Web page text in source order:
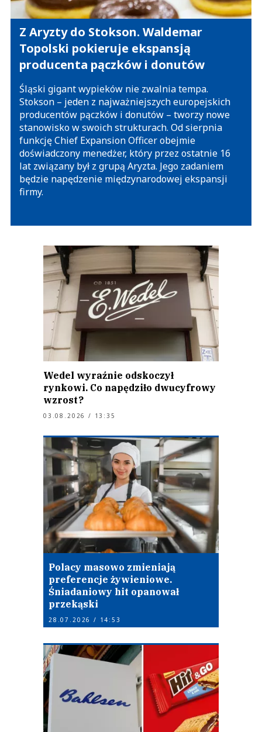
Z Aryzty do Stokson. Waldemar
Topolski pokieruje ekspansją
producenta pączków i donutów
Śląski gigant wypieków nie zwalnia tempa.
Stokson – jeden z najważniejszych europejskich
producentów pączków i donutów – tworzy nowe
stanowisko w swoich strukturach. Od sierpnia
funkcję Chief Expansion Officer obejmie
doświadczony menedżer, który przez ostatnie 16
lat związany był z grupą Aryzta. Jego zadaniem
będzie napędzenie międzynarodowej ekspansji
firmy.
Wedel wyraźnie odskoczył
rynkowi. Co napędziło dwucyfrowy
wzrost?
03.08.2026 / 13:35
Polacy masowo zmieniają
preferencje żywieniowe.
Śniadaniowy hit opanował
przekąski
28.07.2026 / 14:53